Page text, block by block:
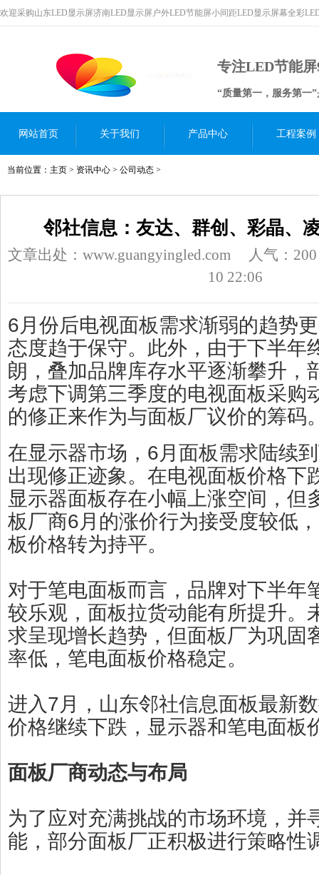
欢迎采购山东LED显示屏济南LED显示屏户外LED节能屏小间距LED显示屏幕全彩
专注LED节能
“质量第一，服务第一
网站首页 关于我们 产品中心 工程案例
当前位置： 主页 > 资讯中心 > 公司动态 >
邻社信息：友达、群创、彩晶、
文章出处：www.guangyingled.com 人气： 200
10 22:06
6月份后电视面板需求渐弱的趋势
态度趋于保守。此外，由于下半年
朗，叠加品牌库存水平逐渐攀升，
考虑下调第三季度的电视面板采购
的修正来作为与面板厂议价的筹码
在显示器市场，6月面板需求陆续
出现修正迹象。在电视面板价格下
显示器面板存在小幅上涨空间，但
板厂商6月的涨价行为接受度较低
板价格转为持平。
对于笔电面板而言，品牌对下半年
较乐观，面板拉货动能有所提升。
求呈现增长趋势，但面板厂为巩固
率低，笔电面板价格稳定。
进入7月，山东邻社信息面板最新
价格继续下跌，显示器和笔电面板
面板厂商动态与布局
为了应对充满挑战的市场环境，并
能，部分面板厂正积极进行策略性